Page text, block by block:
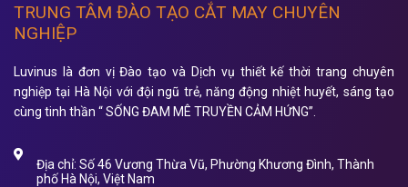
TRUNG TÂM ĐÀO TẠO CẮT MAY CHUYÊN
NGHIỆP
Luvinus là đơn vị Đào tạo và Dịch vụ thiết kế thời trang chuyên
nghiệp tại Hà Nội với đội ngũ trẻ, năng động nhiệt huyết, sáng tạo
cùng tinh thần “ SỐNG ĐAM MÊ TRUYỀN CẢM HỨNG”.
Địa chỉ: Số 46 Vương Thừa Vũ, Phường Khương Đình, Thành
phố Hà Nội, Việt Nam